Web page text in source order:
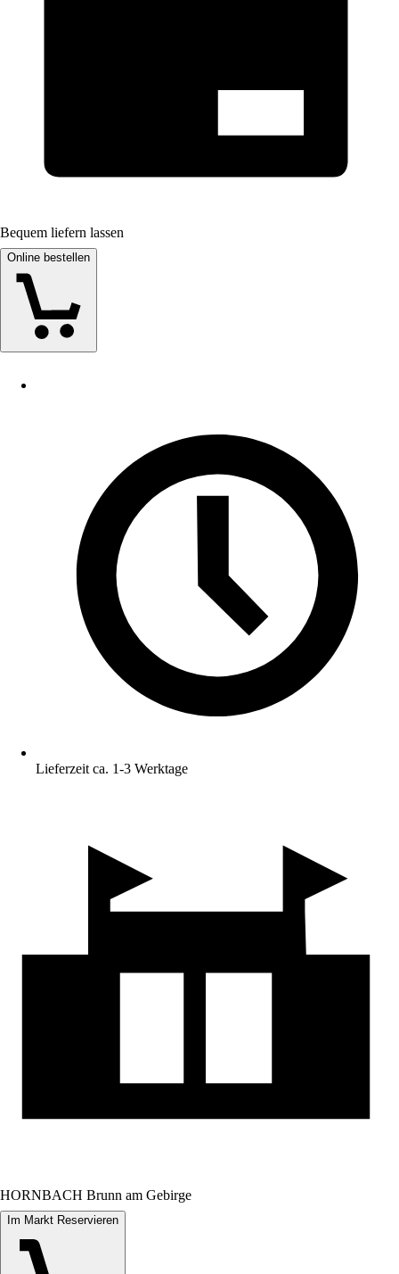
Bequem liefern lassen
Online bestellen
Lieferzeit ca. 1-3 Werktage
HORNBACH Brunn am Gebirge
Im Markt Reservieren